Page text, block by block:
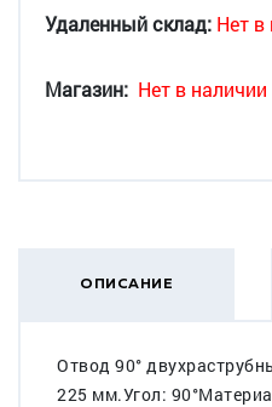
Удаленный склад: Нет в
Магазин: Нет в наличии
ОПИСАНИЕ
Отвод 90°
225 мм.Угол: